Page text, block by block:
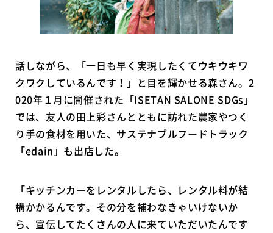
話しながら、「一日も早く実現したくてウキウキワ
クワクしているんです！」と目を輝かせる森さん。2
020年１月に開催された「ISETAN SALONE SDGs」
では、友人の田上彩さんとともに訪れた農家やつく
り手の食材を用いた、サステナブルフードトラック
「edain」も出店した。
「キッチンカーをレンタルしたら、レンタル料が結
構かかるんです。その分を補わなきゃいけないか
ら、宣伝してたくさんの人に来ていただいたんです